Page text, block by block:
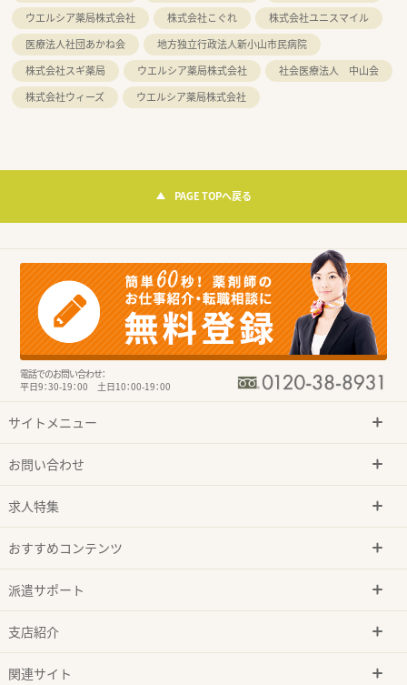
ウエルシア薬局株式会社
株式会社こぐれ
株式会社ユニスマイル
医療法人社団あかね会
地方独立行政法人新小山市民病院
株式会社スギ薬局
ウエルシア薬局株式会社
社会医療法人 中山会
株式会社ウィーズ
ウエルシア薬局株式会社
PAGE TOPへ戻る
電話でのお問い合わせ：
平日9：30-19：00 土日10：00-19：00
サイトメニュー
お問い合わせ
求人特集
おすすめコンテンツ
派遣サポート
支店紹介
関連サイト